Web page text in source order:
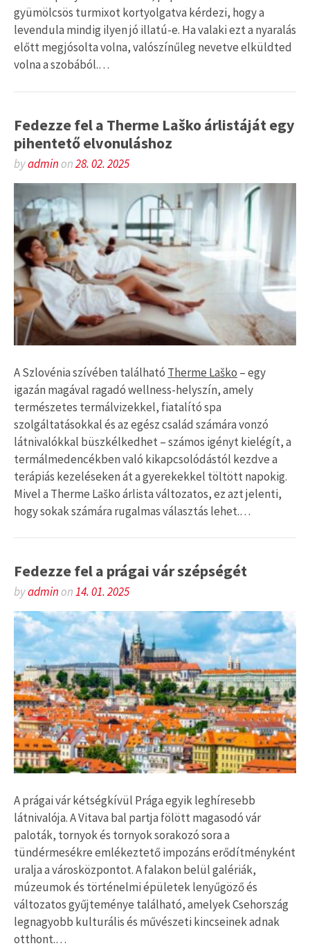
gyümölcsös turmixot kortyolgatva kérdezi, hogy a
levendula mindig ilyen jó illatú-e. Ha valaki ezt a nyaralás
előtt megjósolta volna, valószínűleg nevetve elküldted
volna a szobából.…
Fedezze fel a Therme Laško árlistáját egy
pihentető elvonuláshoz
byadminon28. 02. 2025
A Szlovénia szívében található Therme Laško – egy
igazán magával ragadó wellness-helyszín, amely
természetes termálvizekkel, fiatalító spa
szolgáltatásokkal és az egész család számára vonzó
látnivalókkal büszkélkedhet – számos igényt kielégít, a
termálmedencékben való kikapcsolódástól kezdve a
terápiás kezeléseken át a gyerekekkel töltött napokig.
Mivel a Therme Laško árlista változatos, ez azt jelenti,
hogy sokak számára rugalmas választás lehet.…
Fedezze fel a prágai vár szépségét
byadminon14. 01. 2025
A prágai vár kétségkívül Prága egyik leghíresebb
látnivalója. A Vitava bal partja fölött magasodó vár
paloták, tornyok és tornyok sorakozó sora a
tündérmesékre emlékeztető impozáns erődítményként
uralja a városközpontot. A falakon belül galériák,
múzeumok és történelmi épületek lenyűgöző és
változatos gyűjteménye található, amelyek Csehország
legnagyobb kulturális és művészeti kincseinek adnak
otthont.…